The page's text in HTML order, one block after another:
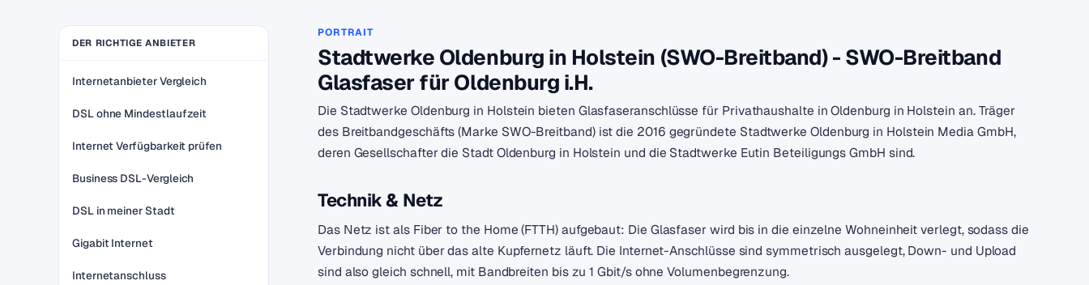
DER RICHTIGE ANBIETER
Internetanbieter Vergleich
DSL ohne Mindestlaufzeit
Internet Verfügbarkeit prüfen
Business DSL-Vergleich
DSL in meiner Stadt
Gigabit Internet
Internetanschluss
PORTRAIT
Stadtwerke Oldenburg in Holstein (SWO-Breitband) - SWO-Breitband
Glasfaser für Oldenburg i.H.
Die Stadtwerke Oldenburg in Holstein bieten Glasfaseranschlüsse für Privathaushalte in Oldenburg in Holstein an. Träger
des Breitbandgeschäfts (Marke SWO-Breitband) ist die 2016 gegründete Stadtwerke Oldenburg in Holstein Media GmbH,
deren Gesellschafter die Stadt Oldenburg in Holstein und die Stadtwerke Eutin Beteiligungs GmbH sind.
Technik & Netz
Das Netz ist als Fiber to the Home (FTTH) aufgebaut: Die Glasfaser wird bis in die einzelne Wohneinheit verlegt, sodass die
Verbindung nicht über das alte Kupfernetz läuft. Die Internet-Anschlüsse sind symmetrisch ausgelegt, Down- und Upload
sind also gleich schnell, mit Bandbreiten bis zu 1 Gbit/s ohne Volumenbegrenzung.